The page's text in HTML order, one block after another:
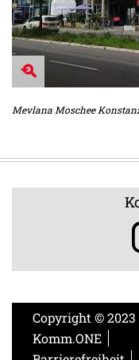
Mevlana Moschee
Copyright ©
Komm.ONE